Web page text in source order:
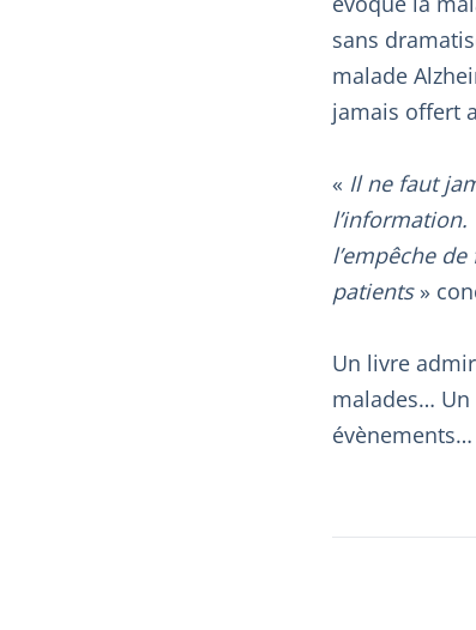
sans
malade
jamais offert
« Il ne faut
l’empêche
patients»
Un livre
malades… Un
évènements…